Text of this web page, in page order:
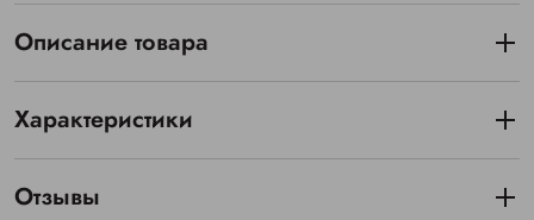
Описание товара
Характеристики
Отзывы